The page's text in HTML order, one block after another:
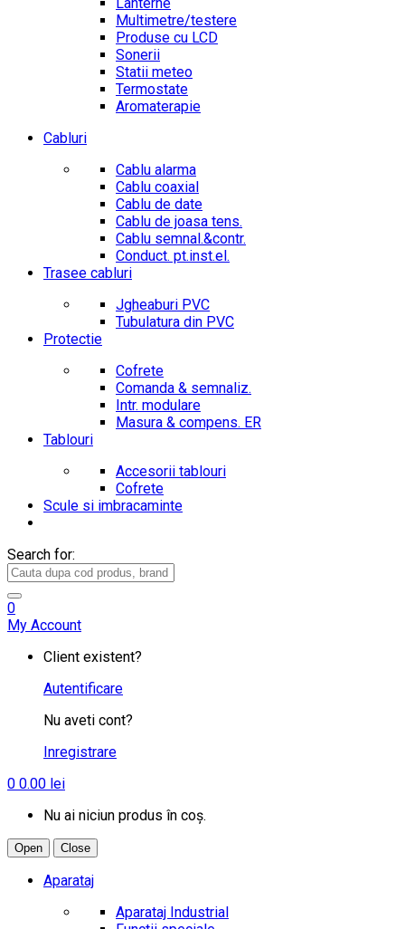
Multimetre/testere
Produse cu LCD
Sonerii
Statii meteo
Termostate
Aromaterapie
Cabluri
Cablu alarma
Cablu coaxial
Cablu de date
Cablu de joasa tens.
Cablu semnal.&contr.
Conduct. pt.inst.el.
Trasee cabluri
Jgheaburi PVC
Tubulatura din PVC
Protectie
Cofrete
Comanda & semnaliz.
Intr. modulare
Masura & compens. ER
Tablouri
Accesorii tablouri
Cofrete
Scule si imbracaminte
Search for:
0
My Account
Client existent?
Autentificare
Nu aveti cont?
Inregistrare
0 0.00 lei
Nu ai niciun produs în coș.
Open Close
Aparataj
Aparataj Industrial